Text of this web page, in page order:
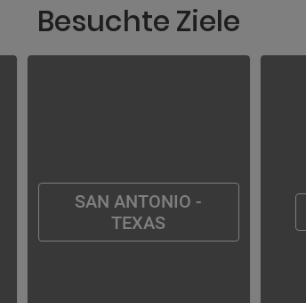
Besuchte Ziele
SAN ANTONIO -
TEXAS